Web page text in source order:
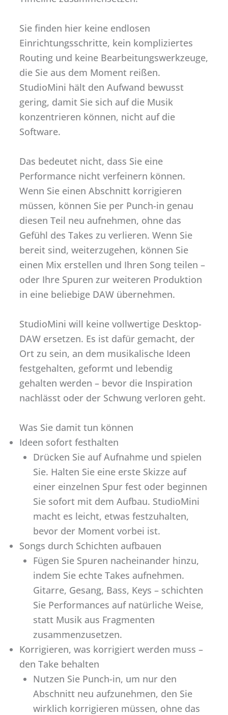
Sie finden hier keine endlosen
Einrichtungsschritte, kein kompliziertes
Routing und keine Bearbeitungswerkzeuge,
die Sie aus dem Moment reißen.
StudioMini hält den Aufwand bewusst
gering, damit Sie sich auf die Musik
konzentrieren können, nicht auf die
Software.
Das bedeutet nicht, dass Sie eine
Performance nicht verfeinern können.
Wenn Sie einen Abschnitt korrigieren
müssen, können Sie per Punch-in genau
diesen Teil neu aufnehmen, ohne das
Gefühl des Takes zu verlieren. Wenn Sie
bereit sind, weiterzugehen, können Sie
einen Mix erstellen und Ihren Song teilen –
oder Ihre Spuren zur weiteren Produktion
in eine beliebige DAW übernehmen.
StudioMini will keine vollwertige Desktop-
DAW ersetzen. Es ist dafür gemacht, der
Ort zu sein, an dem musikalische Ideen
festgehalten, geformt und lebendig
gehalten werden – bevor die Inspiration
nachlässt oder der Schwung verloren geht.
Was Sie damit tun können
Ideen sofort festhalten
Drücken Sie auf Aufnahme und spielen
Sie. Halten Sie eine erste Skizze auf
einer einzelnen Spur fest oder beginnen
Sie sofort mit dem Aufbau. StudioMini
macht es leicht, etwas festzuhalten,
bevor der Moment vorbei ist.
Songs durch Schichten aufbauen
Fügen Sie Spuren nacheinander hinzu,
indem Sie echte Takes aufnehmen.
Gitarre, Gesang, Bass, Keys – schichten
Sie Performances auf natürliche Weise,
statt Musik aus Fragmenten
zusammenzusetzen.
Korrigieren, was korrigiert werden muss –
den Take behalten
Nutzen Sie Punch-in, um nur den
Abschnitt neu aufzunehmen, den Sie
wirklich korrigieren müssen, ohne das